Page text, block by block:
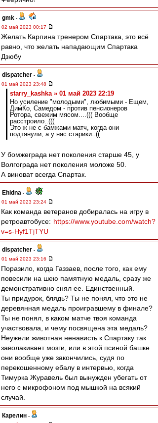
gmk -
02 май 2023 00:17
Желать Карпина тренером Спартака, это всё
равно, что желать нападающим Спартака
Дзюбу
dispatcher -
01 май 2023 23:48
starry_kashka » 01 май 2023 22:19
Но усиление "молодыми", любимыми - Ещем,
ДимКо, Самедом - против пенсионеров
Ротора, свежим мясом....((( Вообще
расстроило..(((
Это ж не с бамжами матч, когда они
подтянули, а у нас старики..((
У бомжеграда нет поколения старше 45, у
Волгограда нет поколения моложе 50.
А виноват всегда Спартак.
Ehidna -
01 май 2023 23:24
Как команда ветеранов добиралась на игру в
ретроавтобусе: https://www.youtube.com/watch?
v=s-Hyf1TjTYU
dispatcher -
01 май 2023 23:16
Поразило, когда Газзаев, после того, как ему
повесили на шею памятную медаль, сразу же
демонстративно снял ее. Единственный.
Ты придурок, блядь? Ты не понял, что это не
деревянная медаль проигравшему в финале?
Ты не понял, в каком матче твоя команда
участвовала, и чему посвящена эта медаль?
Неужели животная ненависть к Спартаку так
заволакивает мозги, или в этой псиной башке
они вообще уже закончились, судя по
перекошенному ебалу в интервью, когда
Тимурка Журавель был вынужден убегать от
него с микрофоном под мышкой на всякий
случай.
Карелин -